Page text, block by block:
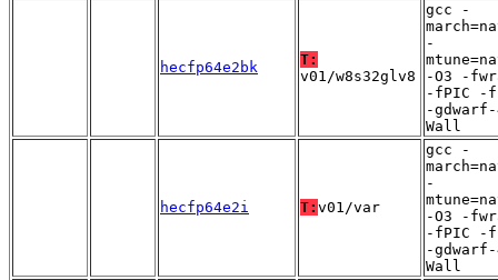
hecfp64e2bk
T:
v01/w8s32glv8
gcc -
-
-O3 -
-fPIC -
-
Wall
hecfp64e2i T: v01/var
gcc -
-
-O3 -
-fPIC -
-
Wall